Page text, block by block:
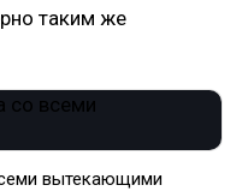
таким же
вытекающими